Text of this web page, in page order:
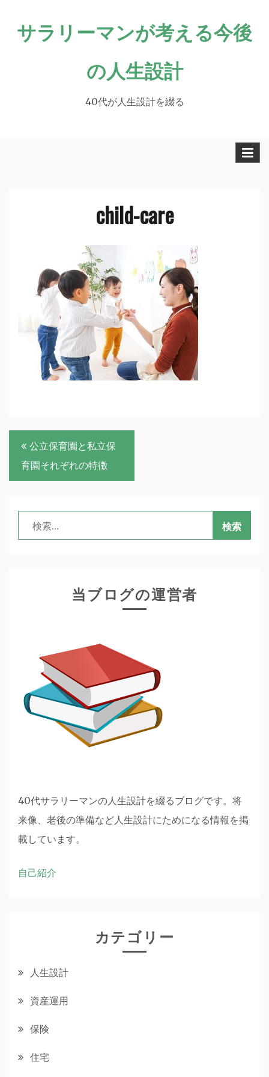
サラリーマンが考える今後
の人生設計
40代が人生設計を綴る
child-care
投
稿
ナ
ビ
公立保育園と私立保
育園それぞれの特徴
索:
当ブログの運営者
40代サラリーマンの人生設計を綴るブログです。将
来像、老後の準備など人生設計にためになる情報を掲
載しています。
自己紹介
カテゴリー
人生設計
資産運用
保険
住宅